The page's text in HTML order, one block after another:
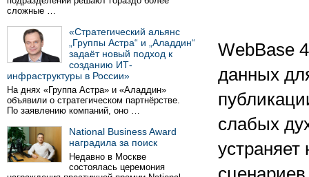
сложные …
«Стратегический альянс
„Группы Астра“ и „Аладдин“
задаёт новый подход к
созданию ИТ-
инфраструктуры в России»
На днях «Группа Астра» и «Аладдин»
объявили о стратегическом партнёрстве.
По заявлению компаний, оно …
National Business Award
наградила за поиск
Недавно в Москве
состоялась церемония
WebBase
данных
слабых